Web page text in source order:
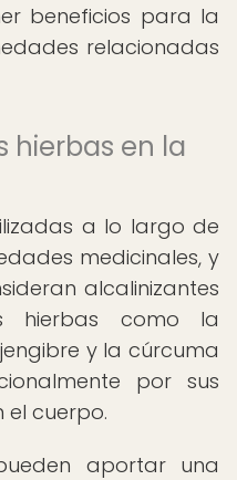
beneficios para la
relacionadas
hierbas en la
a lo largo de
medicinales, y
alcalinizantes
hierbas como la
y la cúrcuma
por sus
el cuerpo.
aportar una